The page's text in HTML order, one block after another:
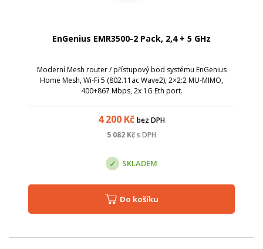
EnGenius EMR3500-2 Pack, 2,4 + 5 GHz
Moderní Mesh router / přístupový bod systému EnGenius
Home Mesh, Wi-Fi 5 (802.11ac Wave2), 2×2:2 MU-MIMO,
400+867 Mbps, 2x 1G Eth port.
4 200 Kč bez DPH
5 082 Kčs DPH
SKLADEM
Do košíku